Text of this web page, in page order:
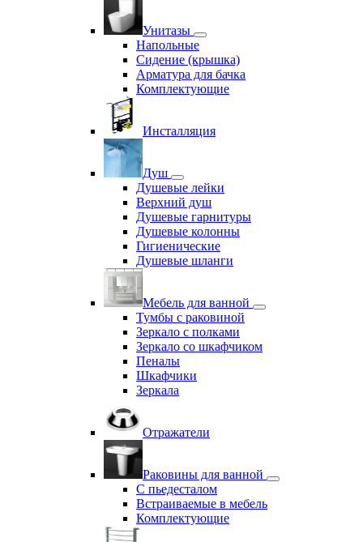
Унитазы
Напольные
Сидение (крышка)
Арматура для бачка
Комплектующие
Инсталляция
Душ
Душевые лейки
Верхний душ
Душевые гарнитуры
Душевые колонны
Гигиенические
Душевые шланги
Мебель для ванной
Тумбы с раковиной
Зеркало с полками
Зеркало со шкафчиком
Пеналы
Шкафчики
Зеркала
Отражатели
Раковины для ванной
С пьедесталом
Встраиваемые в мебель
Комплектующие